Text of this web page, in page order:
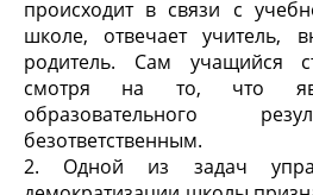
происходит в связи с
школе, отвечает
родитель. Сам учащийся
смотря на то, что
образовательного
безответственным.
2. Одной из задач